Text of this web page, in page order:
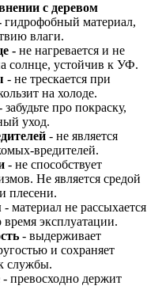
с деревом
гидрофобный материал,
влаги.
- не нагревается и не
солнце, устойчив к УФ.
- не трескается при
на холоде.
забудьте про покраску,
уход.
- не является
вредителей.
- не способствует
Не является средой
плесени.
- материал не рассыхается
эксплуатации.
- выдерживает
и сохраняет
службы.
- превосходно держит